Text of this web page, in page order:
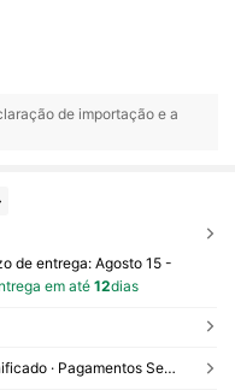
de importação e a
de entrega:Agosto 15 -
em até 12dias
Reenviar se o item estiver perdido/danificado · Pagamentos Seguros · Proteção de privacidade